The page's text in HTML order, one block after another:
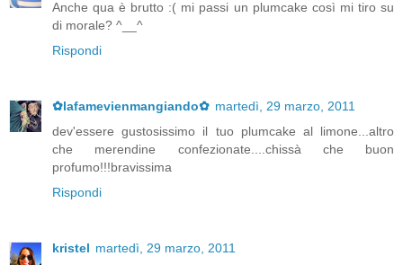
Anche qua è brutto :( mi passi un plumcake così mi tiro su
di morale? ^__^
Rispondi
✿lafamevienmangiando✿ martedì, 29 marzo, 2011
dev'essere gustosissimo il tuo plumcake al limone...altro
che merendine confezionate....chissà che buon
profumo!!!bravissima
Rispondi
kristel martedì, 29 marzo, 2011